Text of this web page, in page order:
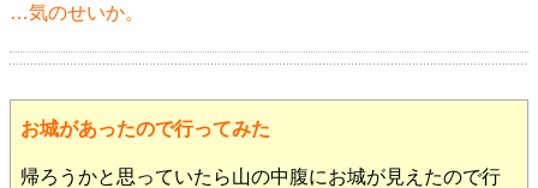
…気のせいか。
お城があったので行ってみた
帰ろうかと思っていたら山の中腹にお城が見えたので行